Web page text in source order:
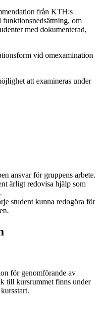
från KTH:s
funktionsnedsättning, om
med dokumenterad,
vid omexamination
att examineras under
ansvar för gruppens arbete.
ärligt redovisa hjälp som
student kunna redogöra för
för genomförande av
till kursrummet finns under